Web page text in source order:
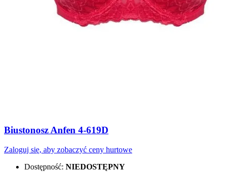
Biustonosz Anfen 4-619D
Zaloguj się, aby zobaczyć ceny hurtowe
Dostępność: NIEDOSTĘPNY